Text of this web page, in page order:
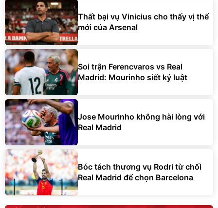
Thất bại vụ Vinicius cho thấy vị thế
mới của Arsenal
Soi trận Ferencvaros vs Real
Madrid: Mourinho siết kỷ luật
Jose Mourinho không hài lòng với
Real Madrid
Bóc tách thương vụ Rodri từ chối
Real Madrid để chọn Barcelona